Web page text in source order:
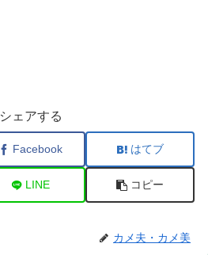
シェアする
Facebook はてブ
LINE コピー
カメ夫・カメ美